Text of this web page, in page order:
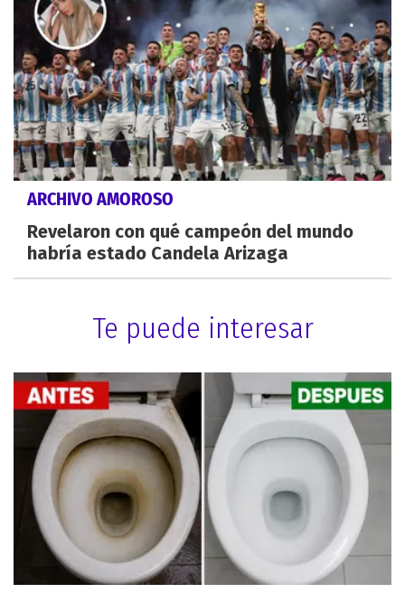
ARCHIVO AMOROSO
Revelaron con qué campeón del mundo
habría estado Candela Arizaga
Te puede interesar